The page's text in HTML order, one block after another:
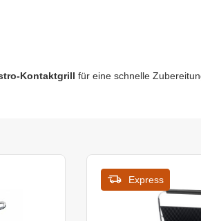
Kontaktgrill für eine schnelle
Express